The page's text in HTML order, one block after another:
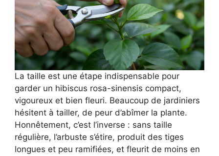
La taille est une étape indispensable pour
garder un hibiscus rosa-sinensis compact,
vigoureux et bien fleuri. Beaucoup de jardiniers
hésitent à tailler, de peur d’abîmer la plante.
Honnêtement, c’est l’inverse : sans taille
régulière, l’arbuste s’étire, produit des tiges
longues et peu ramifiées, et fleurit de moins en